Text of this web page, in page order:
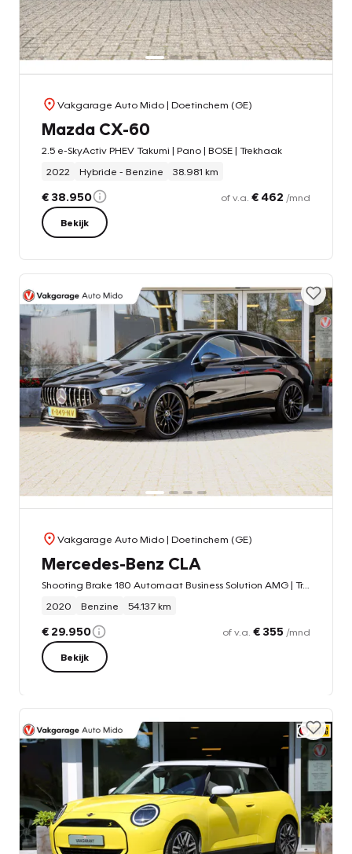
Vakgarage Auto Mido| Doetinchem (GE)
Mazda CX-60
2.5 e-SkyActiv PHEV Takumi | Pano | BOSE | Trekhaak
2022
Hybride - Benzine 38.981 km
€ 38.950 of v.a. € 462 /mnd
Bekijk
Vakgarage Auto Mido| Doetinchem (GE)
Mercedes-Benz CLA
Shooting Brake 180 Automaat Business Solution AMG | Trekhaak |
2020
Benzine 54.137 km
€ 29.950 of v.a. € 355 /mnd
Bekijk